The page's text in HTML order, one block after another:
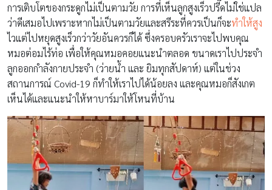
การเติบโตของกระดูกไม่เป็นตามวัย การที่เห็นลูกสูงเร็วปรี๊ดไม่ใช่แปล
ว่าดีเสมอไปเพราะหากไม่เป็นตามวัยและสรีระที่ควรเป็นก็จะทำให้สูง
ไวแต่ไปหยุดสูงเร็วกว่าวัยอันควรก็ได้ ซึ่งครอบครัวเราจะไปพบคุณ
หมอต่อมไร้ท่อ เพื่อให้คุณหมอคอยแนะนำตลอด ขนาดเราไปประจำ
ลูกออกกำลังกายประจำ (ว่ายน้ำ และ ยิมทุกสัปดาห์) แต่ในช่วง
สถานการณ์ Covid-19 ก็ทำให้เราไปได้น้อยลง และคุณหมอก็สังเกต
เห็นได้และแนะนำให้หาบาร์มาให้โหนที่บ้าน